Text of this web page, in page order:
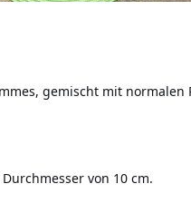
gemischt mit normalen
von 10 cm.